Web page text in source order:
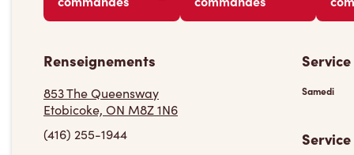
Renseignements
853 The Queensway
Etobicoke, ON M8Z 1N6
(416) 255-1944
Samedi